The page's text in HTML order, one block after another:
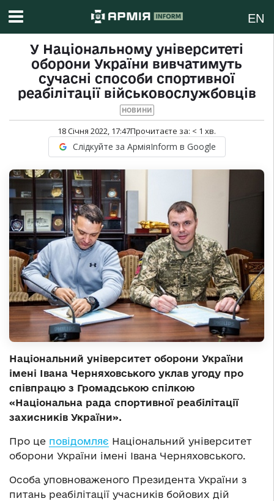
EN
У Національному університеті
оборони України вивчатимуть
сучасні способи спортивної
реабілітації військовослужбовців
НОВИНИ
18 Січня 2022, 17:47Прочитаєте за: < 1 хв.
Слідкуйте за АрміяInform в Google
Національний університет оборони України
імені Івана Черняховського уклав угоду про
співпрацю з Громадською спілкою
«Національна рада спортивної реабілітації
захисників України».
Про це повідомляє Національний університет
оборони України імені Івана Черняховського.
Особа уповноваженого Президента України з
питань реабілітації учасників бойових дій